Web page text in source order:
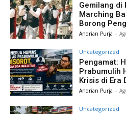
Gemilang di
Marching
Borong
Andrian Purja -
Uncategorized
Pengamat:
Prabumulih
Krisis di Era
Andrian Purja -
Uncategorized